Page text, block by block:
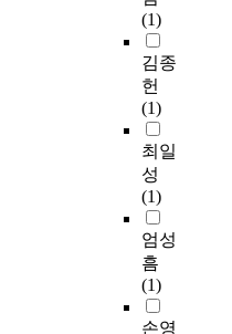
(1)
김종
헌
(1)
최일
성
(1)
엄성
흠
(1)
손영